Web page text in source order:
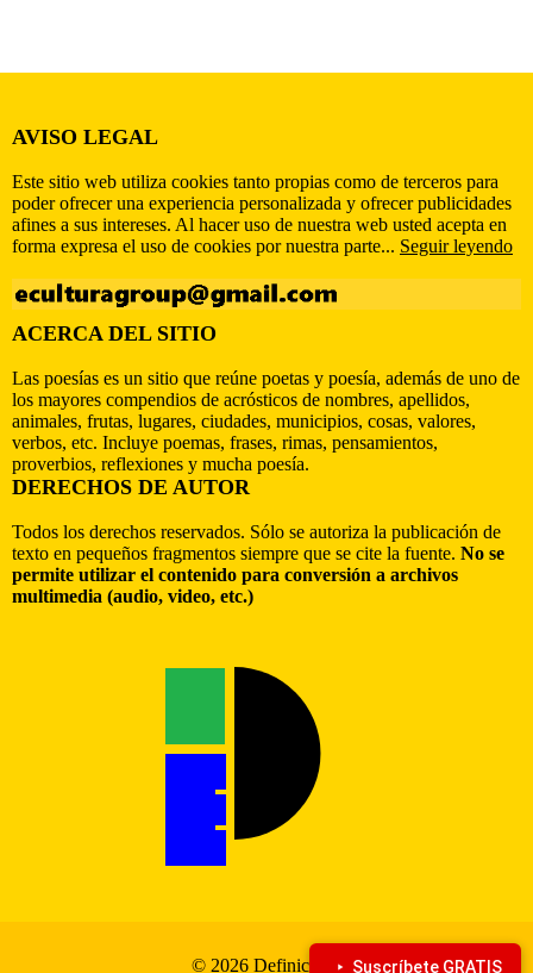
AVISO LEGAL
Este sitio web utiliza cookies tanto propias como de terceros para
poder ofrecer una experiencia personalizada y ofrecer publicidades
afines a sus intereses. Al hacer uso de nuestra web usted acepta en
forma expresa el uso de cookies por nuestra parte... Seguir leyendo
ACERCA DEL SITIO
Las poesías es un sitio que reúne poetas y poesía, además de uno de
los mayores compendios de acrósticos de nombres, apellidos,
animales, frutas, lugares, ciudades, municipios, cosas, valores,
verbos, etc. Incluye poemas, frases, rimas, pensamientos,
proverbios, reflexiones y mucha poesía.
DERECHOS DE AUTOR
Todos los derechos reservados. Sólo se autoriza la publicación de
texto en pequeños fragmentos siempre que se cite la fuente. No se
permite utilizar el contenido para conversión a archivos
multimedia (audio, video, etc.)
© 2026 Definiciona Suscríbete GRATIS